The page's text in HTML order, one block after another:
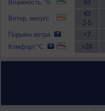
Влажность, %
Ветер, метр/с
Порывы ветра
Комфорт,°C
93
Ю
2-5
<7
+24